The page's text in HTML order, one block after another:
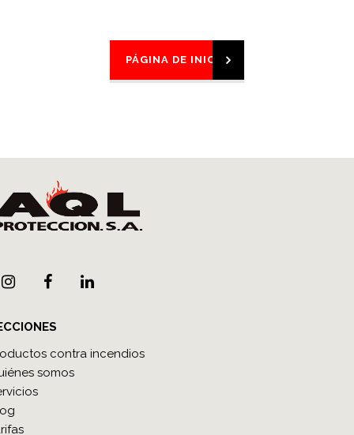
PÁGINA DE INICIO
contra incendios
somos